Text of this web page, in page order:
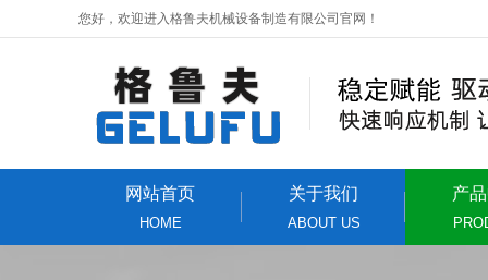
您好，欢迎进入格鲁夫机械设备制造有限公司官网！
网站首页
HOME
关于我们
ABOUT US
产